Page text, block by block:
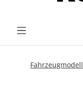
Fahrzeugmodell